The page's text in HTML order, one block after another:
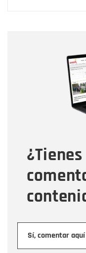
Sí, comentar
Correo
Tipo de
Mensaje